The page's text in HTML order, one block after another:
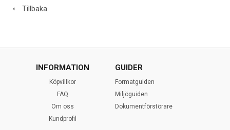
Tillbaka
INFORMATION
Köpvillkor
FAQ
Om oss
Kundprofil
GUIDER
Formatguiden
Miljöguiden
Dokumentförstörare